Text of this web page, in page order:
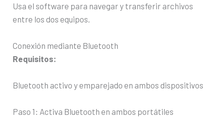
Usa el software para navegar y transferir archivos
entre los dos equipos.
Conexión mediante Bluetooth
Requisitos:
Bluetooth activo y emparejado en ambos dispositivos
Paso 1: Activa Bluetooth en ambos portátiles